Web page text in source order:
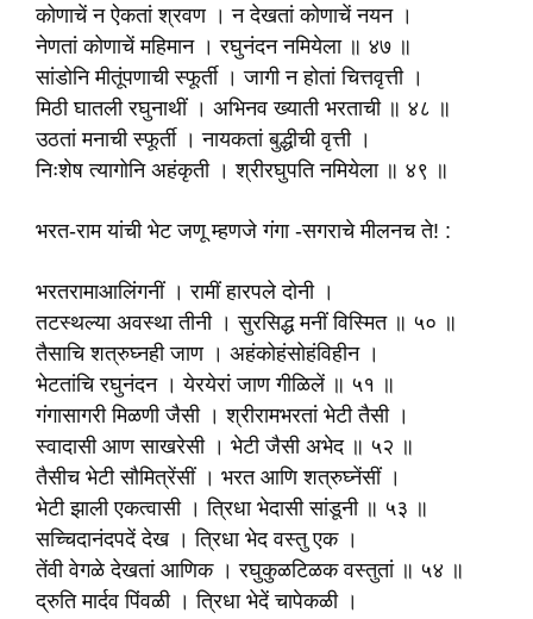
कोणाचें न ऐकतां श्रवण । न देखतां कोणाचें नयन ।
नेणतां कोणाचें महिमान । रघुनंदन नमियेला ॥ ४७ ॥
सांडोनि मीतूंपणाची स्फूर्ती । जागी न होतां चित्तवृत्ती ।
मिठी घातली रघुनाथीं । अभिनव ख्याती भरताची ॥ ४८ ॥
उठतां मनाची स्फूर्ती । नायकतां बुद्धीची वृत्ती ।
निःशेष त्यागोनि अहंकृती । श्रीरघुपति नमियेला ॥ ४९ ॥
भरत-राम यांची भेट जणू म्हणजे गंगा -सगराचे मीलनच ते! :
भरतरामाआलिंगनीं । रामीं हारपले दोनी ।
तटस्थल्या अवस्था तीनी । सुरसिद्ध मनीं विस्मित ॥ ५० ॥
तैसाचि शत्रुघ्नही जाण । अहंकोहंसोहंविहीन ।
भेटतांचि रघुनंदन । येरयेरां जाण गीळिलें ॥ ५१ ॥
गंगासागरी मिळणी जैसी । श्रीरामभरतां भेटी तैसी ।
स्वादासी आण साखरेसी । भेटी जैसी अभेद ॥ ५२ ॥
तैसीच भेटी सौमित्रेंसीं । भरत आणि शत्रुघ्नेंसीं ।
भेटी झाली एकत्वासी । त्रिधा भेदासी सांडूनी ॥ ५३ ॥
सच्चिदानंदपदें देख । त्रिधा भेद वस्तु एक ।
तेंवी वेगळे देखतां आणिक । रघुकुळटिळक वस्तुतां ॥ ५४ ॥
द्रुति मार्दव पिंवळी । त्रिधा भेदें चापेकळी ।